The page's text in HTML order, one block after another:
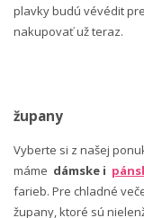
plavky budú vévédit
nakupovať už teraz.
župany
Vyberte si z našej
máme dámske i
farieb. Pre chladné
župany, ktoré sú